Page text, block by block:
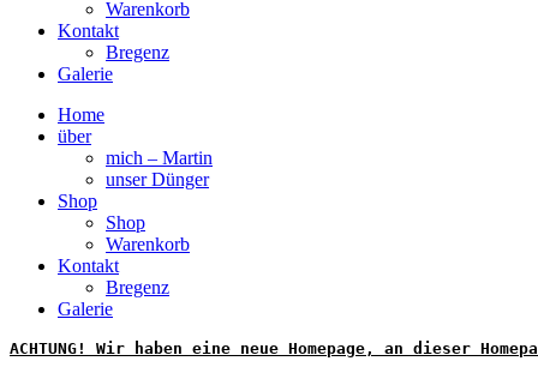
Warenkorb
Kontakt
Bregenz
Galerie
Home
über
mich – Martin
unser Dünger
Shop
Shop
Warenkorb
Kontakt
Bregenz
Galerie
ACHTUNG! Wir haben eine neue Homepage, an dieser